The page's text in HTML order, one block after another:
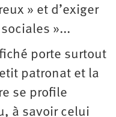
» et d’exiger
»...
porte surtout
patronat et la
se profile
à savoir celui